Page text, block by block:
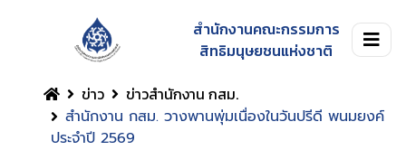
สำนักงานคณะกรรมการ
สิทธิมนุษยชนแห่งชาติ
ข่าว
ข่าวสำนักงาน กสม.
สำนักงาน กสม. วางพานพุ่มเนื่องในวันปรีดี พนมยงค์
ประจำปี 2569